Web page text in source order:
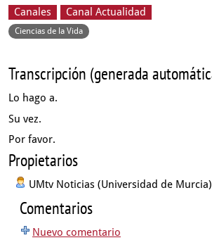
Canales Canal Actualidad
Ciencias de la Vida
Transcripción (generada
Lo hago a.
Su vez.
Por favor.
Propietarios
UMtv Noticias (Universidad de Murcia)
Comentarios
Nuevo comentario